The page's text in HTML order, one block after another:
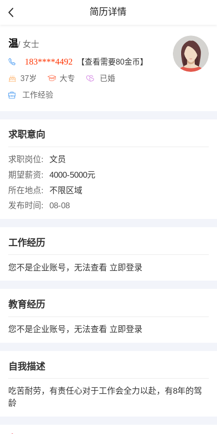
简历详情
温/ 女士
183****4492 【查看需要80金币】
37岁 大专 已婚
工作经验
求职意向
求职岗位:
文员
期望薪资:
4000-5000元
所在地点:
不限区域
发布时间:
08-08
工作经历
您不是企业账号，无法查看 立即登录
教育经历
您不是企业账号，无法查看 立即登录
自我描述
吃苦耐劳，有责任心对于工作会全力以赴，有8年的驾
龄